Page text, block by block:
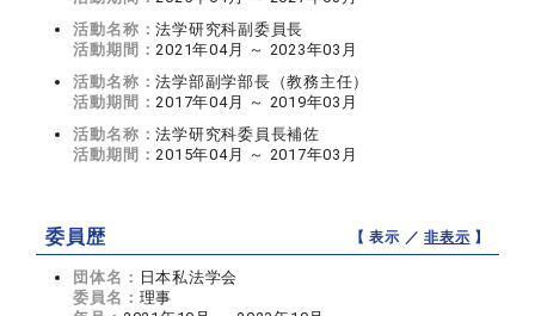
活動名称：法学研究科副委員長
活動期間：2021年04月 ～ 2023年03月
活動名称：法学部副学部長（教務主任）
活動期間：2017年04月 ～ 2019年03月
活動名称：法学研究科委員長補佐
活動期間：2015年04月 ～ 2017年03月
委員歴 【 表示 ／非表示 】
団体名： 日本私法学会
委員名： 理事